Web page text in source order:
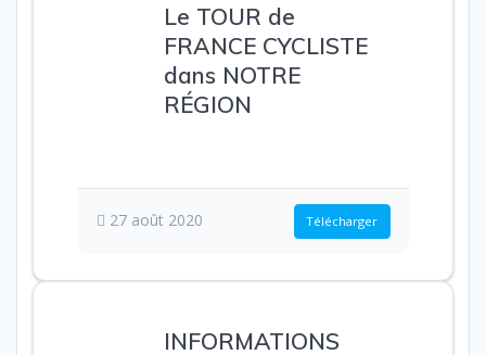
Le TOUR de
FRANCE CYCLISTE
dans NOTRE
RÉGION
27 août 2020 Télécharger
INFORMATIONS